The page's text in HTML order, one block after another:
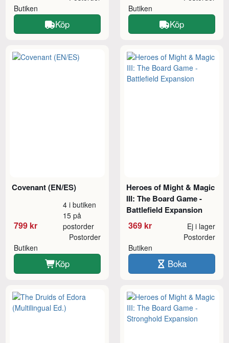
Butiken
Köp
Butiken
Köp
Covenant (EN/ES)
799 kr
4 i butiken
15 på
postorder
Butiken
Postorder
Köp
Heroes of Might & Magic
III: The Board Game -
Battlefield Expansion
369 kr Ej i lager
Butiken
Postorder
Boka